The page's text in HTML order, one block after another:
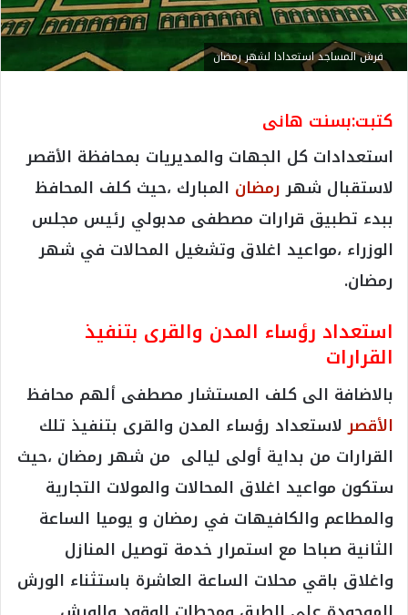
فرش المساجد استعدادا لشهر رمضان
كتبت:بسنت هانى
استعدادات كل الجهات والمديريات بمحافظة الأقصر
لاستقبال شهررمضان المبارك ،حيث كلف المحافظ
ببدء تطبيق قرارات مصطفى مدبولي رئيس مجلس
الوزراء ،مواعيد اغلاق وتشغيل المحالات في شهر
رمضان.
استعداد رؤساء المدن والقرى بتنفيذ
القرارات
بالاضافة الى كلف المستشار مصطفى ألهم محافظ
الأقصرلاستعداد رؤساء المدن والقرى بتنفيذ تلك
القرارات من بداية أولى ليالى من شهر رمضان ،حيث
ستكون مواعيد اغلاق المحالات والمولات التجارية
والمطاعم والكافيهات في رمضان و يوميا الساعة
الثانية صباحا مع استمرار خدمة توصيل المنازل
واغلاق باقي محلات الساعة العاشرة باستثناء الورش